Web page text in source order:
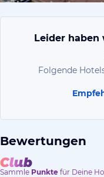
Leider haben
Folgende
Bewertungen
Sammle Punkte für Deine